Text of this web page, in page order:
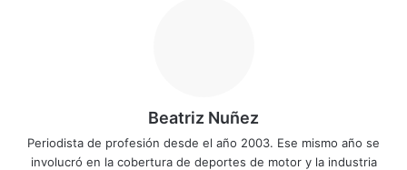
Beatriz Nuñez
Periodista de profesión desde el año 2003. Ese mismo año se
involucró en la cobertura de deportes de motor y la industria